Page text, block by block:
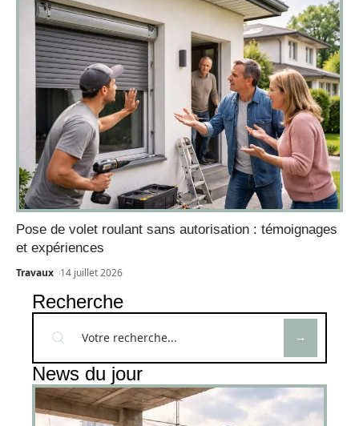
Pose de volet roulant sans autorisation : témoignages
et expériences
Travaux 14 juillet 2026
Recherche
News du jour